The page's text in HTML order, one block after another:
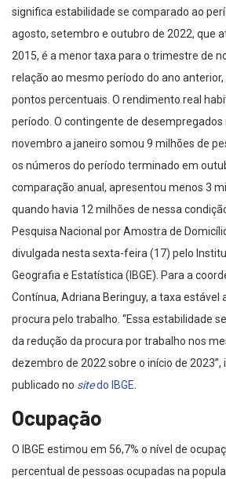
significa estabilidade se comparado ao
agosto, setembro e outubro de 2022, que
2015, é a menor taxa para o trimestre de
relação ao mesmo período do ano anterior,
pontos percentuais. O rendimento real
período. O contingente de
novembro a janeiro somou 9 milhões de
os números do período terminado em
comparação anual, apresentou menos 3
quando havia 12 milhões de nessa
Pesquisa Nacional por Amostra de
divulgada nesta sexta-feira (17) pelo
Geografia e Estatística (IBGE). Para a
Contínua, Adriana Beringuy, a taxa estável
procura pelo trabalho. “Essa estabilidade
da redução da procura por trabalho nos
dezembro de 2022 sobre o início de
publicado no sitedo IBGE.
Ocupação
O IBGE estimou em 56,7% o nível de
percentual de pessoas ocupadas na